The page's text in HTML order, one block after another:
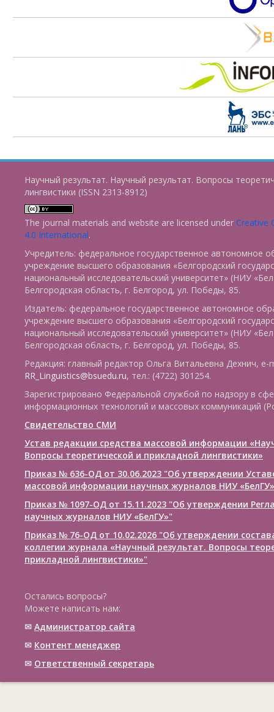
Научный результат. Научный результат. Вопросы
лингвистики (ISSN 2313-8912)
The journal materials and website are licensed under Creative
4.0 International.
Учредитель: федеральное государственное автономное
учреждение высшего образования «Белгородский
национальный исследовательский университет» (НИУ
Белгородская область, г. Белгород, ул. Победы, 85.
Издатель: федеральное государственное автономное
учреждение высшего образования «Белгородский
национальный исследовательский университет» (НИУ
Белгородская область, г. Белгород, ул. Победы, 85.
Редакция: главный редактор Ольга Витальевна Дехнич, e-
RR_Linguistics@bsuedu.ru, тел.: (4722) 301254.
Зарегистрировано Федеральной службой по надзору в
информационных технологий и массовых коммуникаций
Свидетельство СМИ
Устав редакции средства массовой информации
Вопросы теоретической и прикладной лингвистики»
Приказ № 636-ОД от 30.06.2023 "Об утверждении
массовой информации научных журналов НИУ «БелГУ»
Приказ № 1097-ОД от 15.11.2023 "Об утверждении
научных журналов НИУ «БелГУ»"
Приказ № 76-ОД от 10.02.2026 "Об утверждении
коллегии журнала «Научный результат. Вопросы
прикладной лингвистики»"
Остались вопросы?
Можете написать нам:
✉ Администратор сайта
✉ Контент менеджер
✉ Ответственный cекретарь